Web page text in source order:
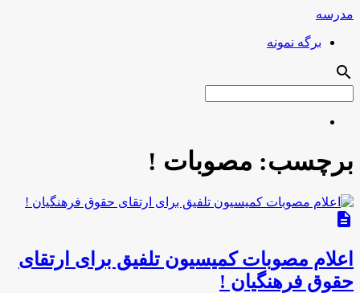
مدرسه
برگه نمونه
search
برچسب: مصوبات !
description
اعلام مصوبات کمیسیون تلفیق برای ارتقای
حقوق فرهنگیان !